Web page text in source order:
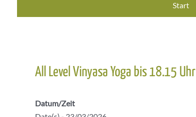
Start
All Level Vinyasa Yoga bis 18.15 Uhr
Datum/Zeit